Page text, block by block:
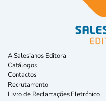
A Salesianos Editora
Catálogos
Contactos
Recrutamento
Livro de Reclamações Eletrónico